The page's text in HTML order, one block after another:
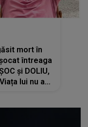
mort în
întreaga
lui nu a